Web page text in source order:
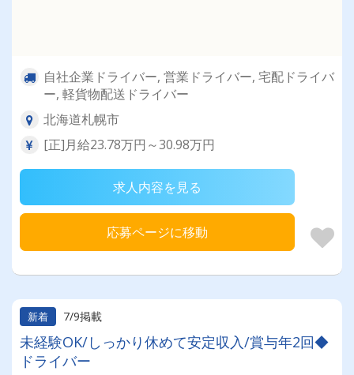
自社企業ドライバー, 営業ドライバー, 宅配ドライバ
ー, 軽貨物配送ドライバー
北海道札幌市
[正]月給23.78万円～30.98万円
求人内容を見る
応募ページに移動
新着 7/9掲載
未経験OK/しっかり休めて安定収入/賞与年2回◆
ドライバー